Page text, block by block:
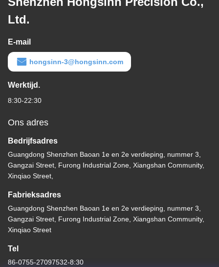
Ltd.
E-mail
hongsinn-3@hongsinn.com
Werktijd.
8:30-22:30
Ons adres
Bedrijfsadres
Guangdong Shenzhen Baoan 1e en 2e verdieping, nummer 3,
Gangzai Street, Furong Industrial Zone, Xiangshan Community,
Xinqiao Street,
Fabrieksadres
Guangdong Shenzhen Baoan 1e en 2e verdieping, nummer 3,
Gangzai Street, Furong Industrial Zone, Xiangshan Community,
Xinqiao Street
Tel
86-0755-27097532-8:30